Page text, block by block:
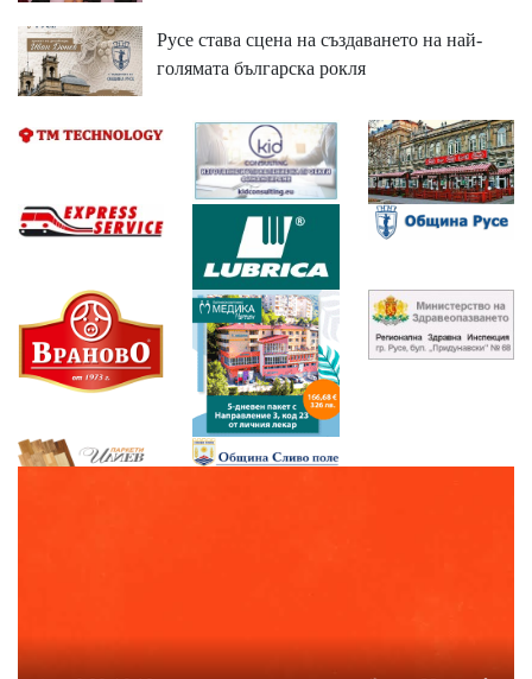
Русе става сцена на създаването на най-
голямата българска рокля